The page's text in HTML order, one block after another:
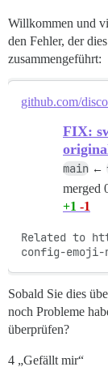
Willkommen und
den Fehler, der
zusammengeführt:
github.com/
FIX:
main ←
merged
+1 -1
Related to
config-emoji-
Sobald Sie dies
noch Probleme
überprüfen?
4 „Gefällt mir“